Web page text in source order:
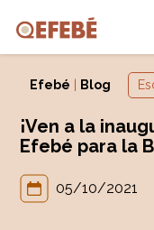
Efebé Blog
¡Ven a la
Efebé para la
05/10/2021